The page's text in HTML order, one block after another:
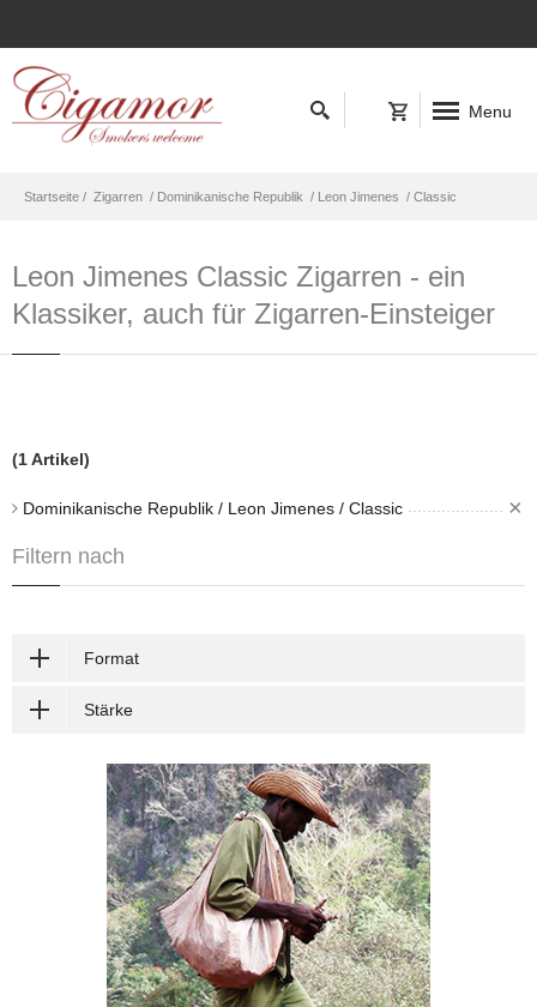
Menu
Startseite / Zigarren / Dominikanische Republik / Leon Jimenes / Classic
Leon Jimenes Classic Zigarren - ein
Klassiker, auch für Zigarren-Einsteiger
(1 Artikel)
Dominikanische Republik / Leon Jimenes / Classic ×
Filtern nach
Format
Stärke